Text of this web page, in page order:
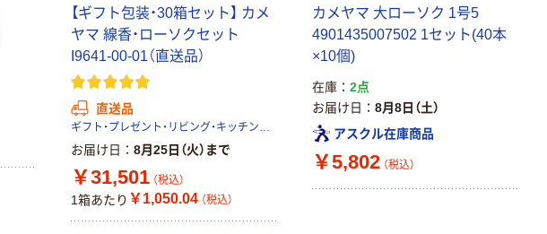
【ギフト包装・30箱セット】 カメ
ヤマ 線香・ローソクセット
I9641-00-01（直送品）
直送品
ギフト・プレゼント・リビング・キッチン用品を扱う専門商社アピデ株式会社
お届け日 8月25日（火）まで
￥31,501 （税込）
1箱あたり ￥1,050.04 （税込）
カメヤマ 大ローソク 1号5
4901435007502 1セット(40本
×10個)
在庫
2点
お届け日
8月8日（土）
アスクル在庫商品
￥5,802 （税込）